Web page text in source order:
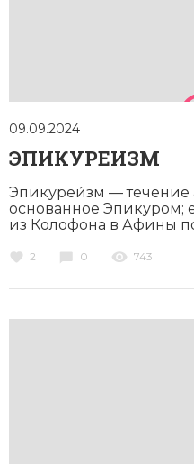
Империи
Историческая
История
09.09.2024
ЭПИКУРЕИЗМ
Эпикуреи́зм —
основанное Эпикуром;
из Колофона в Афины
2 0 743